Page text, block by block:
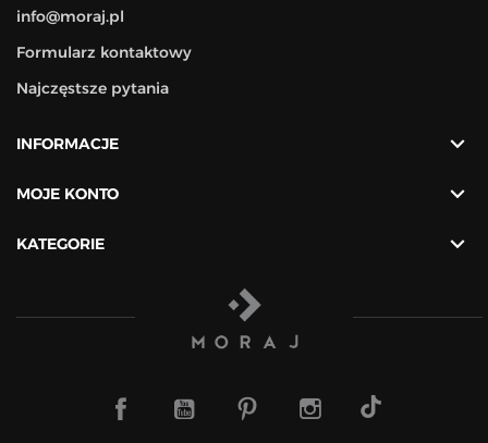
info@moraj.pl
Formularz kontaktowy
Najczęstsze pytania
INFORMACJE 
MOJE KONTO 
KATEGORIE 